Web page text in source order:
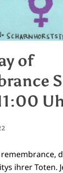
of
ihrer Toten.